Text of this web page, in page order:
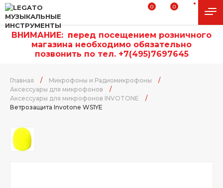
0 0
ВНИМАНИЕ: перед посещением розничного
магазина необходимо обязательно
позвонить по тел. +7(495)7697645
Главная / Микрофоны и Радиомикрофоны
/
Аксессуары для микрофонов
/
Аксессуары для микрофонов INVOTONE
/
Ветрозащита Invotone WS1YE